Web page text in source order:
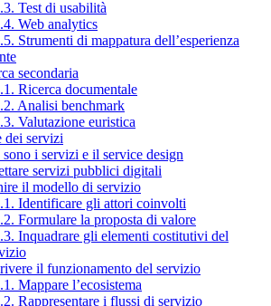
Test di usabilità
Web analytics
Strumenti di mappatura dell’esperienza
secondaria
Ricerca documentale
Analisi benchmark
Valutazione euristica
dei servizi
sono i servizi e il service design
servizi pubblici digitali
il modello di servizio
Identificare gli attori coinvolti
Formulare la proposta di valore
Inquadrare gli elementi costitutivi del
il funzionamento del servizio
Mappare l’ecosistema
Rappresentare i flussi di servizio